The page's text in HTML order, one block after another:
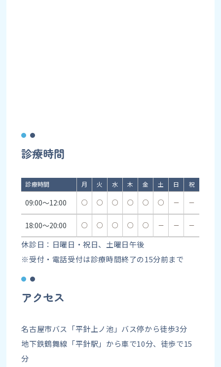
診療時間
診療時間 月 火 水 木 金 土 日 祝
09:00～12:00 ○ ○ ○ ○ ○ ○ － －
18:00～20:00 ○ ○ ○ ○ ○ － － －
休診日：日曜日・祝日、土曜日午後
※受付・電話受付は診療時間終了の15分前まで
アクセス
名古屋市バス「平針上ノ池」バス停から徒歩3分
地下鉄鶴舞線「平針駅」から車で10分、徒歩で15
分